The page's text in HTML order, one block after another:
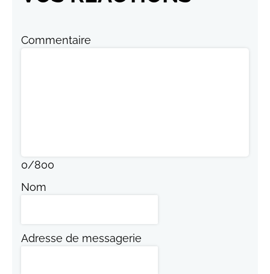
Commentaire
0/800
Nom
Adresse de messagerie